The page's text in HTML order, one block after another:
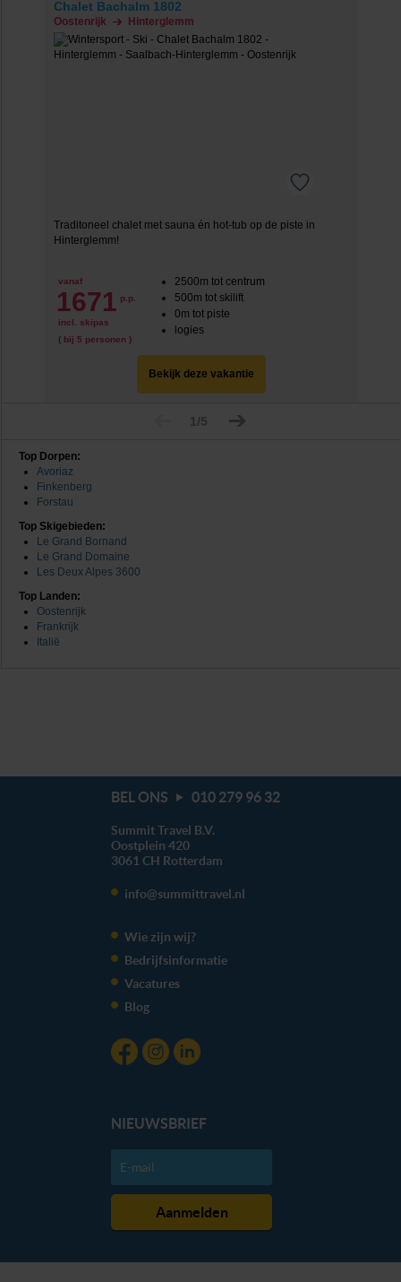
Chalet Bachalm 1802
Oostenrijk Hinterglemm
Traditoneel chalet met sauna én hot-tub op de piste in
Hinterglemm!
vanaf
1671 p.p.
incl. skipas
( bij 5 personen )
2500m tot centrum
500m tot skilift
0m tot piste
logies
Bekijk deze vakantie
1/5
Top Dorpen:
Avoriaz
Finkenberg
Forstau
Top Skigebieden:
Le Grand Bornand
Le Grand Domaine
Les Deux Alpes 3600
Top Landen:
Oostenrijk
Frankrijk
Italië
BEL ONS 010 279 96 32
Summit Travel B.V.
Oostplein 420
3061 CH Rotterdam
info@summittravel.nl
Wie zijn wij?
Bedrijfsinformatie
Vacatures
Blog
NIEUWSBRIEF